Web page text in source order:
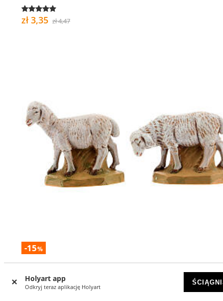
Holyart app
Odkryj teraz aplikację Holyart
zł 3,35 zł 4,47
-15%
DOSTĘPNY